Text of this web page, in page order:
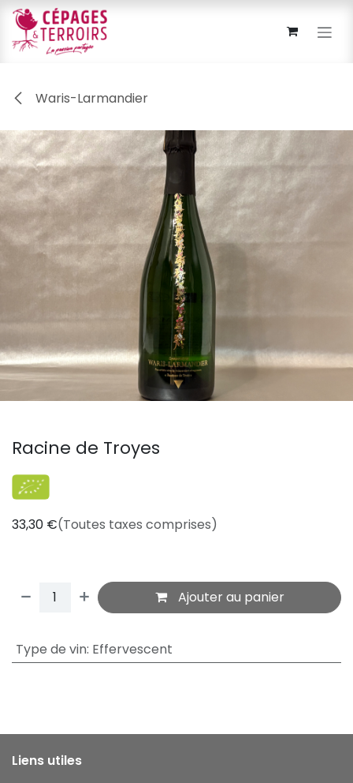
Se rendre au contenu
Waris-Larmandier
Racine de Troyes
33,30 €(Toutes taxes comprises)
Ajouter au panier
Type de vin: Effervescent
Liens utiles